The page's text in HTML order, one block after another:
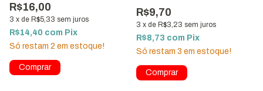
R$16,00
3 x de R$5,33 sem juros
R$14,40 com Pix
Só restam 2 em estoque!
R$9,70
3 x de R$3,23 sem juros
R$8,73 com Pix
Só restam 3 em estoque!